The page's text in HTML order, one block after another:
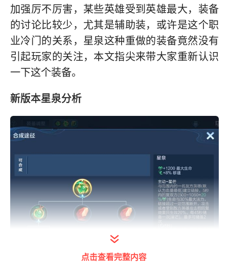
加强厉不厉害，某些英雄受到英雄最大，装备
的讨论比较少，尤其是辅助装，或许是这个职
业冷门的关系，星泉这种重做的装备竟然没有
引起玩家的关注，本文指尖来带大家重新认识
一下这个装备。
新版本星泉分析
点击查看完整内容